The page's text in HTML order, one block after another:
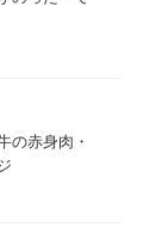
の赤身肉・